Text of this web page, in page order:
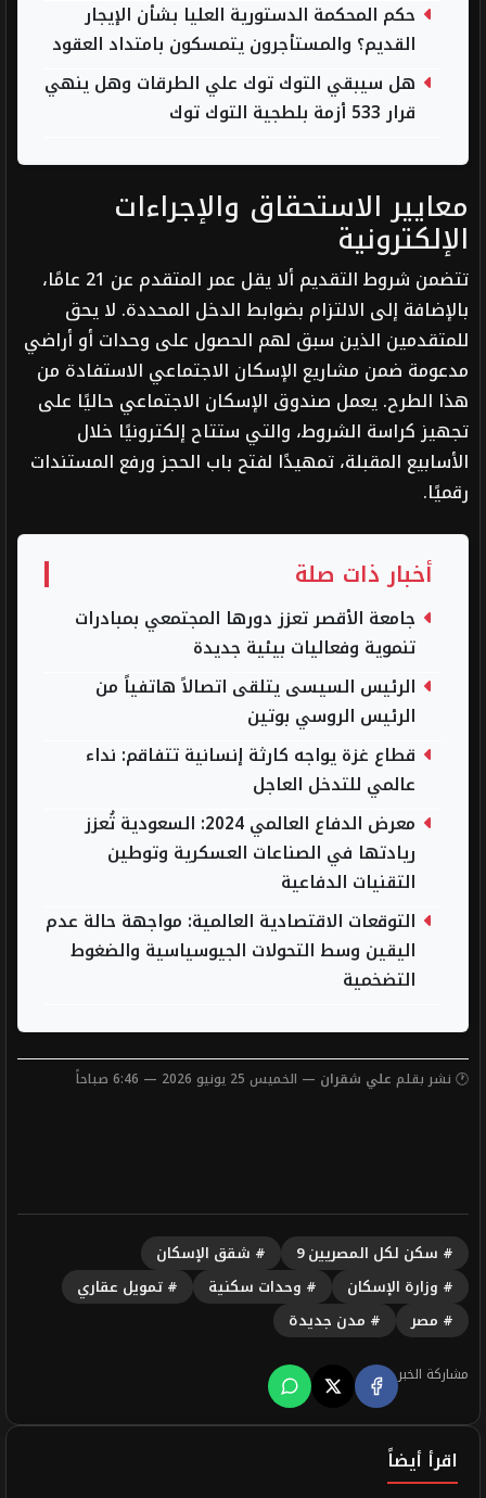
حكم المحكمة الدستورية العليا بشأن الإيجار
القديم؟ والمستأجرون يتمسكون بامتداد العقود
هل سيبقي التوك توك علي الطرقات وهل ينهي
قرار 533 أزمة بلطجية التوك توك
معايير الاستحقاق والإجراءات
الإلكترونية
تتضمن شروط التقديم ألا يقل عمر المتقدم عن 21 عامًا،
بالإضافة إلى الالتزام بضوابط الدخل المحددة. لا يحق
للمتقدمين الذين سبق لهم الحصول على وحدات أو أراضي
مدعومة ضمن مشاريع الإسكان الاجتماعي الاستفادة من
هذا الطرح. يعمل صندوق الإسكان الاجتماعي حاليًا على
تجهيز كراسة الشروط، والتي ستتاح إلكترونيًا خلال
الأسابيع المقبلة، تمهيدًا لفتح باب الحجز ورفع المستندات
رقميًا.
أخبار ذات صلة
جامعة الأقصر تعزز دورها المجتمعي بمبادرات
تنموية وفعاليات بيئية جديدة
الرئيس السيسى يتلقى اتصالاً هاتفياً من
الرئيس الروسي بوتين
قطاع غزة يواجه كارثة إنسانية تتفاقم: نداء
عالمي للتدخل العاجل
معرض الدفاع العالمي 2024: السعودية تُعزز
ريادتها في الصناعات العسكرية وتوطين
التقنيات الدفاعية
التوقعات الاقتصادية العالمية: مواجهة حالة عدم
اليقين وسط التحولات الجيوسياسية والضغوط
التضخمية
🕐 نشر بقلم علي شقران — الخميس 25 يونيو 2026 — 6:46 صباحاً
# سكن لكل المصريين 9
# شقق الإسكان
# وزارة الإسكان
# وحدات سكنية
# تمويل عقاري
# مصر
# مدن جديدة
مشاركة الخبر
اقرأ أيضاً